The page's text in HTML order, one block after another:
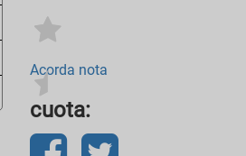
Acorda nota
cuota: